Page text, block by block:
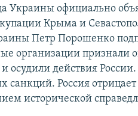
Украины официально
Крыма и
Петр Порошенко
организации признали
осудили действия
санкций. Россия
исторической